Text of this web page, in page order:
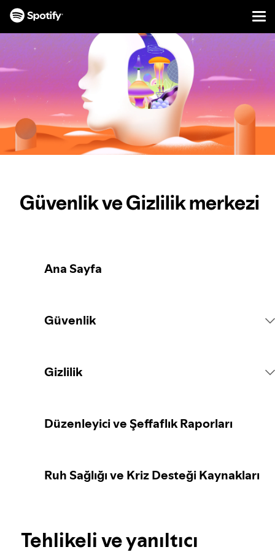
ATLA
Güvenlik ve Gizlilik merkezi
Ana Sayfa
Güvenlik
Spotify'da Adil Seçim dönemi
Gizlilik
Gizlilik hakkında bilgi edin
Düzenleyici ve Şeffaflık Raporları
Ruh Sağlığı ve Kriz Desteği Kaynakları
Tehlikeli ve yanıltıcı